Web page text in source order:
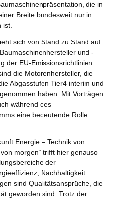
die in
Breite bundesweit nur in
ist.
sich von Stand zu Stand auf
und -
der EU-Emissionsrichtlinien.
die Motorenhersteller, die
Abgasstufen Tier4 interim und
haben. Mit Vorträgen
während des
eine bedeutende Rolle
Energie – Technik von
morgen“ trifft hier genauso
der
Nachhaltigkeit
sind Qualitätsansprüche, die
geworden sind. Trotz der